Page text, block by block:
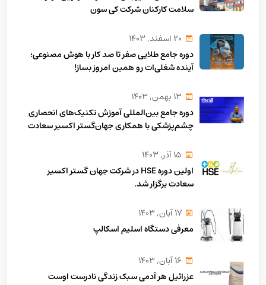
سلامت کارکنان شرکت کی سون
20 اسفند, 1403
دوره جامع طلایی صفر تا صد کار با هوش مصنوعی؛
آینده شغلی‌ات رو همین امروز بساز!
13 بهمن, 1403
دوره جامع بین‌المللی آموزش تکنیک‌های انحصاری
چشم‌پزشکی با همکاری جهان‌گستر اکسیر سعادت
15 آذر, 1403
اولین دوره HSE در شرکت جهان گستر اکسیر
سعادت برگزار شد.
17 آبان, 1403
معرفی دستگاه اسلیم اسکالپ
16 آبان, 1403
عزرائیل هر آدمی سبک زندگی نادرست اوست